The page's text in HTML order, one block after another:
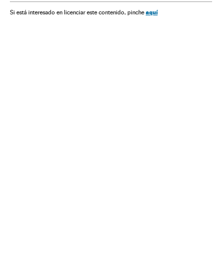
Sexo Julia Louis-Dreyfus
Si está interesado en licenciar este contenido, pinche aquí